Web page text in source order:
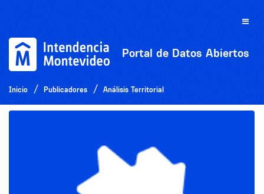
Toggle
Portal de Datos Abiertos
Inicio Publicadores Análisis Territorial